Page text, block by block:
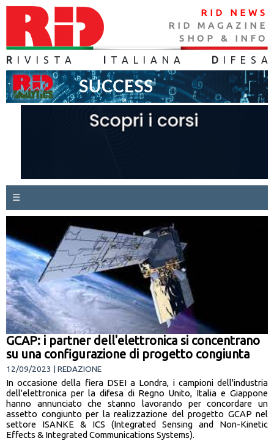
RID NEWS
RID MAGAZINE
SHOP & INFO
R IVISTA TALIANA D IFES A
☰
GCAP: i partner dell'elettronica si concentrano
su una configurazione di progetto congiunta
12/09/2023 | REDAZIONE
In occasione della fiera DSEI a Londra, i campioni dell'industria
dell'elettronica per la difesa di Regno Unito, Italia e Giappone
hanno annunciato che stanno lavorando per concordare un
assetto congiunto per la realizzazione del progetto GCAP nel
settore ISANKE & ICS (Integrated Sensing and Non-Kinetic
Effects & Integrated Communications Systems).